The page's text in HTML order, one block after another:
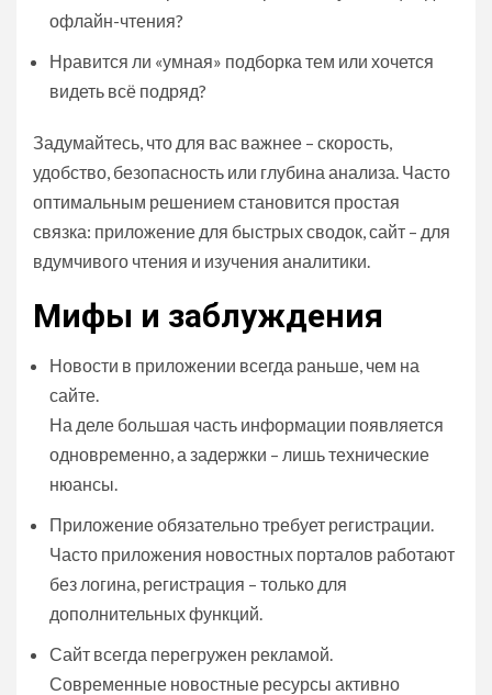
офлайн-чтения?
Нравится ли «умная» подборка тем или хочется
видеть всё подряд?
Задумайтесь, что для вас важнее – скорость,
удобство, безопасность или глубина анализа. Часто
оптимальным решением становится простая
связка: приложение для быстрых сводок, сайт – для
вдумчивого чтения и изучения аналитики.
Мифы и заблуждения
Новости в приложении всегда раньше, чем на
сайте.
На деле большая часть информации появляется
одновременно, а задержки – лишь технические
нюансы.
Приложение обязательно требует регистрации.
Часто приложения новостных порталов работают
без логина, регистрация – только для
дополнительных функций.
Сайт всегда перегружен рекламой.
Современные новостные ресурсы активно